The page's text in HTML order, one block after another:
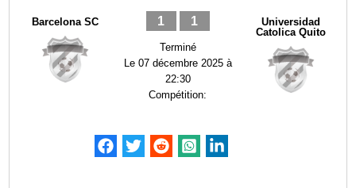
Barcelona SC 1 1
Terminé
Le 07 décembre 2025 à
22:30
Compétition:
Universidad
Catolica Quito